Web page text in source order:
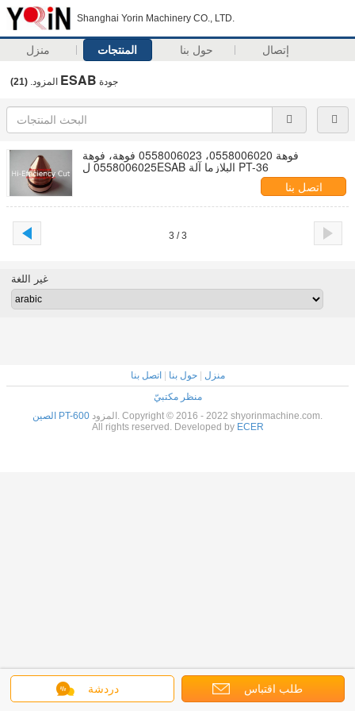
Shanghai Yorin Machinery CO., LTD.
منزل المنتجات حول بنا إتصال
جودة ESAB المزود. (21)
فوهة 0558006020، 0558006023 فوهة، فوهة
0558006025 لESAB البلازما آلة PT-36
اتصل بنا
3 / 3
دردشة طلب اقتباس
غير اللغة
منزل |حول بنا
اتصل بنا
منظر مكتبيّ
الصين PT-600
المزود. Copyright © 2016 - 2022 shyorinmachine.com.
All rights reserved. Developed by ECER